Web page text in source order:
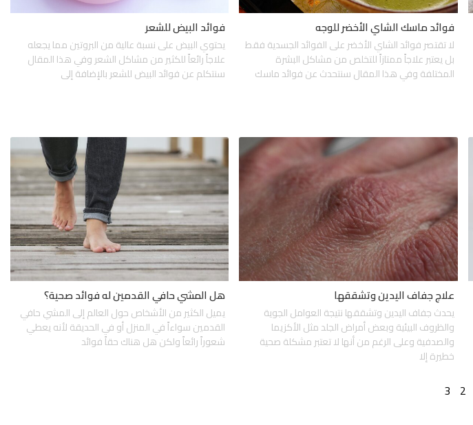
فوائد ماسك الشاي الأخضر للوجه
لا تقتصر فوائد الشاي الأخضر على الفوائد الجسدية فقط
بل يعتبر علاجاً ممتازاً للتخلص من مشاكل البشرة
المختلفة وفي هذا المقال سنتحدث عن فوائد ماسك
فوائد البيض للشعر
يحتوي البيض على نسبة عالية من البروتين مما يجعله
علاجاً رائعاً للكثير من مشاكل الشعر وفي هذا المقال
سنتكلم عن فوائد البيض للشعر بالإضافة إلى
علاج جفاف اليدين وتشققها
يحدث جفاف اليدين وتشققها نتيجة العوامل الجوية
والظروف البيئية وبعض أمراض الجلد مثل الأكزيما
والصدفية وعلى الرغم من أنها لا تعتبر مشكلة صحية
خطيرة إلا
هل المشي حافي القدمين له فوائد صحية؟
يميل الكثير من الأشخاص حول العالم إلى المشي حافي
القدمين سواءاً في المنزل أو في الحديقة لأنه يعطي
شعوراً رائعاً ولكن هل هناك حقاً فوائد
2
3